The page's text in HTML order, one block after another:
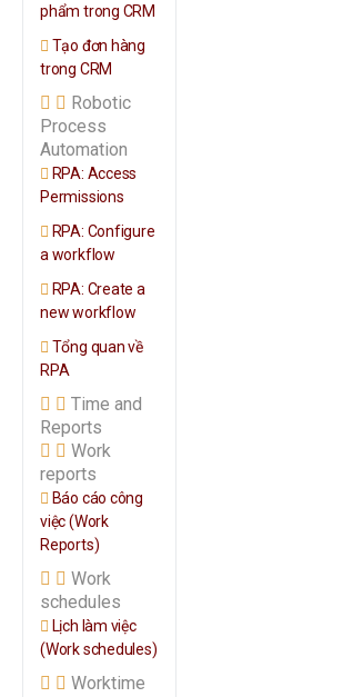
phẩm trong CRM
Tạo đơn hàng
trong CRM
Robotic
Process
Automation
RPA: Access
Permissions
RPA: Configure
a workflow
RPA: Create a
new workflow
Tổng quan về
RPA
Time and
Reports
Work
reports
Báo cáo công
việc (Work
Reports)
Work
schedules
Lịch làm việc
(Work schedules)
Worktime